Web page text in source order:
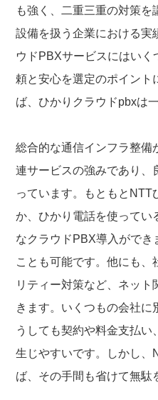
も強く、二重三重の対策を
設備を扱う企業における実
ウドPBXサービスにはい
頼と安心を選定のポイント
ば、ひかりクラウドpbxは
総合的な通信インフラ整備
連サービスの強みであり、
っています。もともとNTT
か、ひかり電話を使ってい
なクラウドPBX導入ができ
ことも可能です。他にも、
リティー対策など、ネッ
きます。いくつもの会社
うしても契約や料金支払
生じやすいです。しかし、
ば、その手間も省けて無駄